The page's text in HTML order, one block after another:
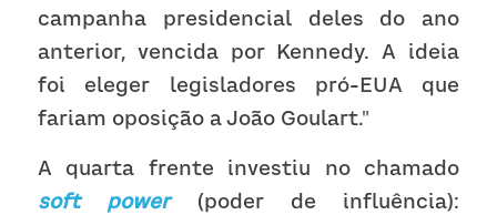
campanha presidencial deles do ano
anterior, vencida por Kennedy. A ideia
foi eleger legisladores pró-EUA que
fariam oposição a João Goulart."
soft power (poder de influência):